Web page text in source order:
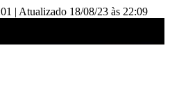
| Atualizado 18/08/23 às 22:09